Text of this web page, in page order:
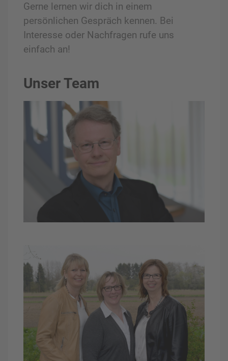
Gerne lernen wir dich in einem
persönlichen Gespräch kennen. Bei
Interesse oder Nachfragen rufe uns
einfach an!
Unser Team